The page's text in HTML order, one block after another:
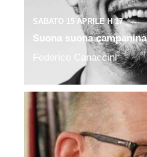
SABATO 15 APRILE H 17
Suona suona campanina
Federico Canaccini